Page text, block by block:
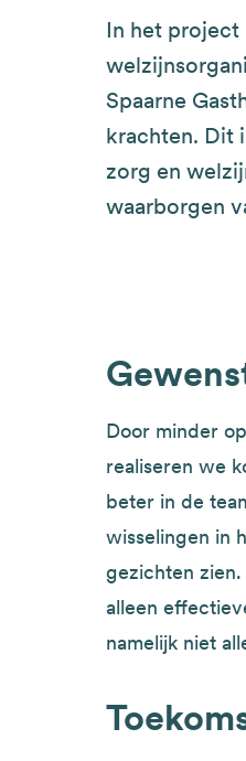
In het project
Spaarne
krachten. Dit
zorg en
waarborgen
Door minder
realiseren we
beter in de
wisselingen in
gezichten
alleen
namelijk niet